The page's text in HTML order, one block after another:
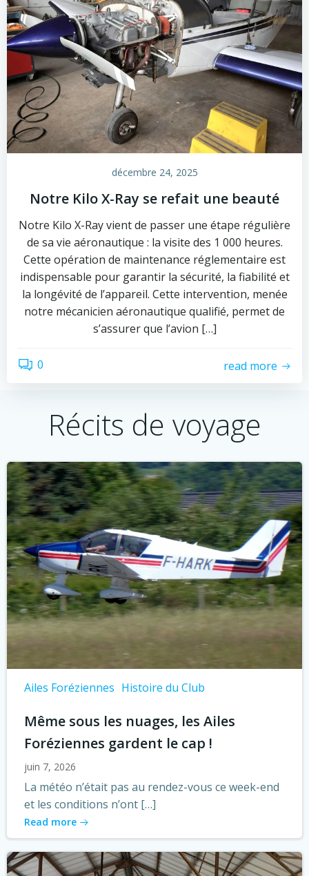
décembre 24, 2025
Notre Kilo X-Ray se refait une beauté
Notre Kilo X-Ray vient de passer une étape régulière
de sa vie aéronautique : la visite des 1 000 heures.
Cette opération de maintenance réglementaire est
indispensable pour garantir la sécurité, la fiabilité et
la longévité de l’appareil. Cette intervention, menée
notre mécanicien aéronautique qualifié, permet de
s’assurer que l’avion […]
0 read more
Récits de voyage
Ailes Foréziennes Histoire du Club
Même sous les nuages, les Ailes
Foréziennes gardent le cap !
juin 7, 2026
La météo n’était pas au rendez-vous ce week-end
et les conditions n’ont […]
Read more